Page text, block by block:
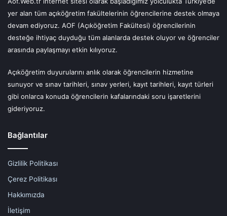
yer alan tüm açıköğretim fakültelerinin öğrencilerine destek olmaya
devam ediyoruz. AOF (Açıköğretim Fakültesi) öğrencilerinin
desteğe ihtiyaç duyduğu tüm alanlarda destek oluyor ve öğrenciler
arasında paylaşmayı etkin kılıyoruz.
Açıköğretim duyurularını anlık olarak öğrencilerin hizmetine
sunuyor ve sınav tarihleri, sınav yerleri, kayıt tarihleri, kayıt türleri
gibi onlarca konuda öğrencilerin kafalarındaki soru işaretlerini
gideriyoruz.
Bağlantılar
Gizlilik Politikası
Çerez Politikası
Hakkımızda
İletişim